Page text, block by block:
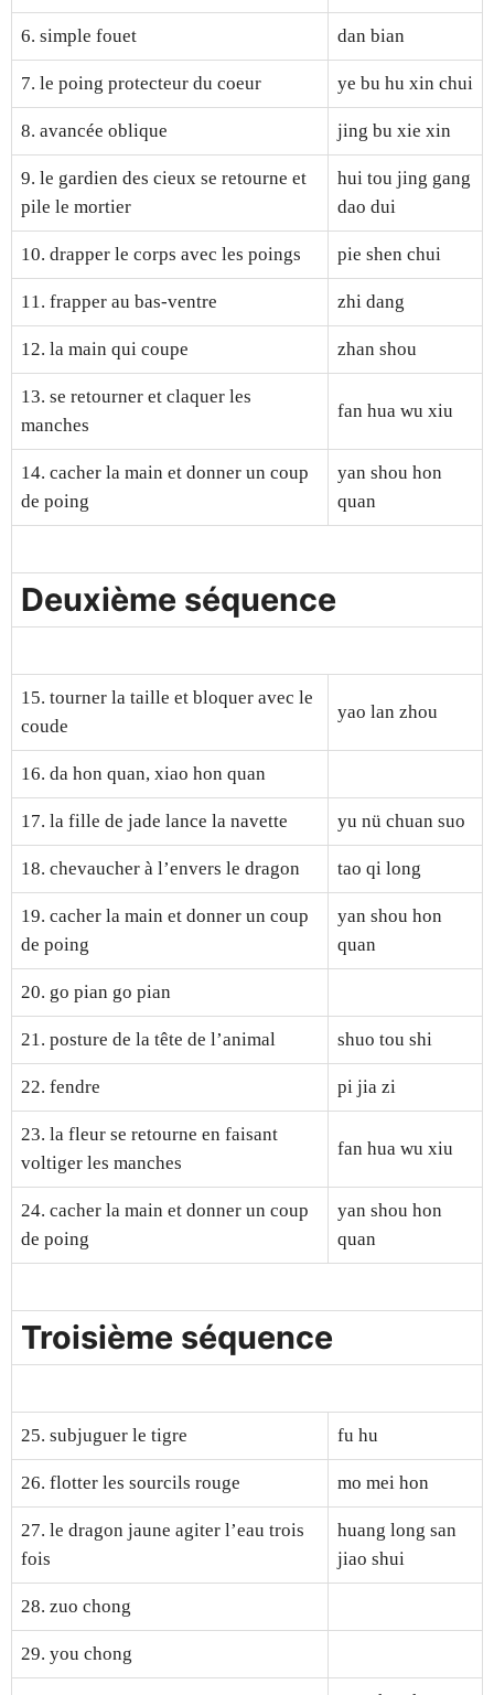
6. simple fouet dan bian
7. le poing protecteur du coeur ye bu hu xin chui
8. avancée oblique jing bu xie xin
9. le gardien des cieux se retourne et
pile le mortier
hui tou jing gang
dao dui
10. drapper le corps avec les poings pie shen chui
11. frapper au bas-ventre zhi dang
12. la main qui coupe zhan shou
13. se retourner et claquer les
manches
fan hua wu xiu
14. cacher la main et donner un coup
de poing
yan shou hon
quan
Deuxième séquence
15. tourner la taille et bloquer avec le
coude
yao lan zhou
16. da hon quan, xiao hon quan
17. la fille de jade lance la navette yu nü chuan suo
18. chevaucher à l’envers le dragon tao qi long
19. cacher la main et donner un coup
de poing
yan shou hon
quan
20. go pian go pian
21. posture de la tête de l’animal shuo tou shi
22. fendre pi jia zi
23. la fleur se retourne en faisant
voltiger les manches
fan hua wu xiu
24. cacher la main et donner un coup
de poing
yan shou hon
quan
Troisième séquence
25. subjuguer le tigre fu hu
26. flotter les sourcils rouge mo mei hon
27. le dragon jaune agiter l’eau trois
fois
huang long san
jiao shui
28. zuo chong
29. you chong